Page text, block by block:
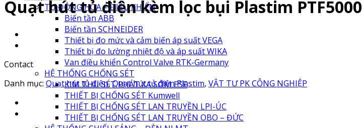
TỰ ĐỘNG HÓA – ĐIỀU KHIỂN
Biến tần ABB
Biến tần SCHNEIDER
Thiết bị đo mức và cảm biến áp suất VEGA
Thiết bị đo lường nhiệt độ và áp suất WIKA
Van điều khiển Control Valve RTK-Germany
HỆ THỐNG CHỐNG SÉT
KIM THU SÉT PHÁT XẠ SỚM ESE
THIẾT BỊ CHỐNG SÉT Kumwell
THIẾT BỊ CHỐNG SÉT LAN TRUYỀN LPI-ÚC
THIẾT BỊ CHỐNG SÉT LAN TRUYỀN OBO – ĐỨC
Quạt hút tủ điện kèm lọc bụi Plastim PTF5000
Contact
Danh mục: Quạt hút tủ điện,Quạt hút tủ điện Plastim, VẬT TƯ PK CÔNG NGHIỆP